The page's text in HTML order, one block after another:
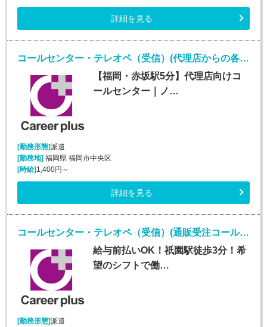
詳細を見る
コールセンター・テレオペ（受信）(代理店からの各種問合せ電話対応業務)
【福岡・赤坂駅5分】代理店向けコ
ールセンター｜ノ…
[勤務形態]派遣
[勤務地] 福岡県 福岡市中央区
[時給] 1,400円～
詳細を見る
コールセンター・テレオペ（受信）(通販受注コールセンターオペレーター)
給与前払いOK！祇園駅徒歩3分！希
望のシフトで働…
[勤務形態]派遣